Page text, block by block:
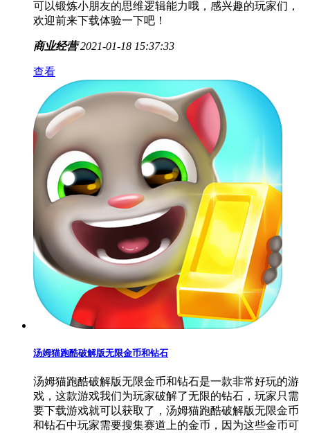
可以锻炼小朋友的思维逻辑能力哦，感兴趣的玩家们，
欢迎前来下载体验一下吧！
商业经营 2021-01-18 15:37:33
查看
汤姆猫跑酷破解版无限金币和钻石
汤姆猫跑酷破解版无限金币和钻石是一款非常好玩的游
戏，这款游戏我们为玩家破解了无限的钻石，玩家只需
要下载游戏就可以获取了，汤姆猫跑酷破解版无限金币
和钻石中玩家需要搜集赛道上的金币，因为这些金币可